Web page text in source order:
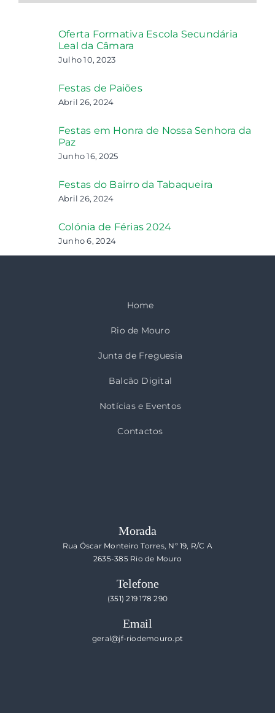
Oferta Formativa Escola Secundária
Leal da Câmara
Julho 10, 2023
Festas de Paiões
Abril 26, 2024
Festas em Honra de Nossa Senhora da
Paz
Junho 16, 2025
Festas do Bairro da Tabaqueira
Abril 26, 2024
Colónia de Férias 2024
Junho 6, 2024
Home
Rio de Mouro
Junta de Freguesia
Balcão Digital
Notícias e Eventos
Contactos
Morada
Rua Óscar Monteiro Torres, Nº 19, R/C A
2635-385 Rio de Mouro
Telefone
(351) 219 178 290
Email
geral@jf-riodemouro.pt